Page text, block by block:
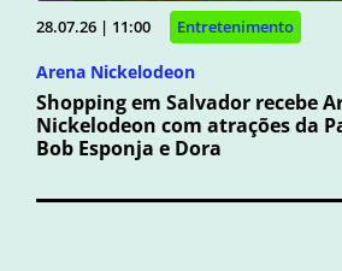
28.07.26 | 11:00 Entretenimento
Arena Nickelodeon
Shopping em Salvador recebe
Nickelodeon com atrações da
Bob Esponja e Dora